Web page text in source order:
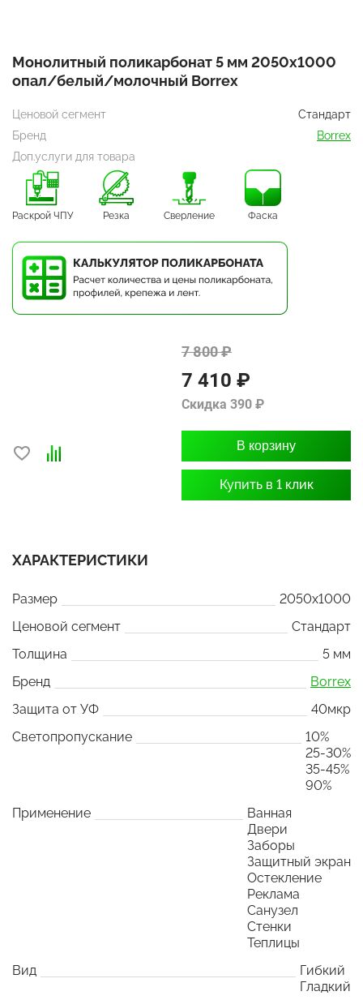
Монолитный поликарбонат 5 мм 2050х1000
опал/белый/молочный Borrex
Ценовой сегмент
Стандарт
Бренд
Borrex
Доп.услуги для товара
Раскрой ЧПУ Резка Сверление Фаска
7 800 ₽
7 410 ₽
Скидка 390 ₽
В корзину
Купить в 1 клик
ХАРАКТЕРИСТИКИ
Размер
2050x1000
Ценовой сегмент
Стандарт
Толщина
5 мм
Бренд
Borrex
Защита от УФ
40мкр
Светопропускание
10%
25-30%
35-45%
90%
Применение
Ванная
Двери
Заборы
Защитный экран
Остекление
Реклама
Санузел
Стенки
Теплицы
Вид
Гибкий
Гладкий